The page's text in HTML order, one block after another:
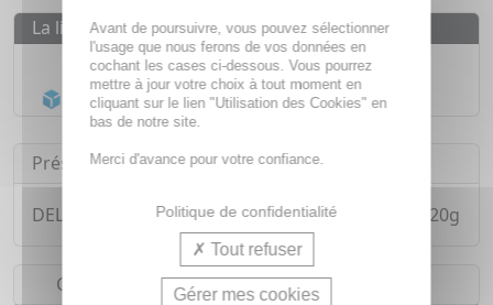
La livraison
Livraison gratuite dès55€
Acheminement Chronoposten 24h*
Présentation
DELICAL Gelodiet - Eau gélifiée saveur raisin 4x120g
Conseils d'utilisation
Avant de poursuivre, vous pouvez sélectionner
l'usage que nous ferons de vos données en
cochant les cases ci-dessous. Vous pourrez
mettre à jour votre choix à tout moment en
cliquant sur le lien "Utilisation des Cookies" en
bas de notre site.
Merci d'avance pour votre confiance.
Politique de confidentialité
Tout refuser
Gérer mes cookies